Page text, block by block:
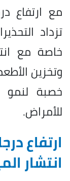
مع ارتفاع
تزداد
خاصة مع
وتخزين
خصبة لنمو
للأمراض.
ارتفاع
انتشار